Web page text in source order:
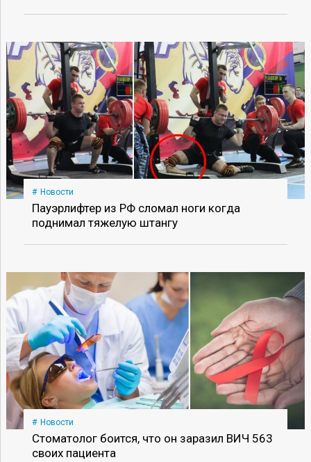
Новости
Пауэрлифтер из РФ сломал ноги когда
поднимал тяжелую штангу
Новости
Стоматолог боится, что он заразил ВИЧ 563
своих пациента